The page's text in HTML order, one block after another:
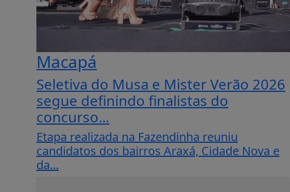
Macapá
Seletiva do Musa e Mister Verão 2026
segue definindo finalistas do
concurso...
Etapa realizada na Fazendinha reuniu
candidatos dos bairros Araxá, Cidade Nova e
da...